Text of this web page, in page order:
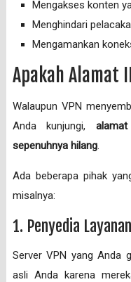
Mengakses konten
Menghindari
Mengamankan
Apakah Alamat
Walaupun VPN
Anda kunjungi,
sepenuhnya hilang.
Ada beberapa pihak
misalnya:
1. Penyedia
Server VPN yang Anda
asli Anda karena